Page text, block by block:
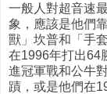
一般人對超音速
象，應該是他們
獸」坎普和「手
在1996年打出64
進冠軍戰和公牛
蹟，或是他們在